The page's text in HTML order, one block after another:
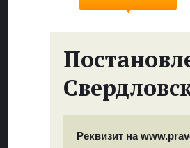
Реквизит на